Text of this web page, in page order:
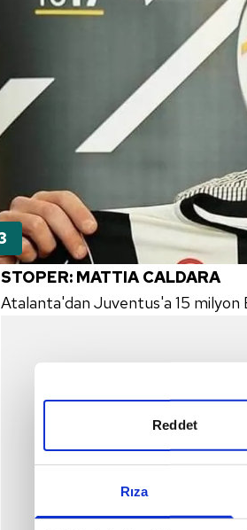
Rıza
Reddet
STOPER: MATTIA CALDARA
Atalanta'dan Juventus'a 15 milyon